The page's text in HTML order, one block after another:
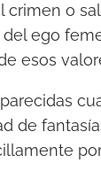
crimen o
ego
esos
de